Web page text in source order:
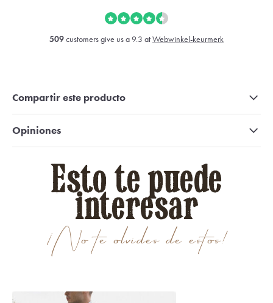
509customers give us a 9.3 atWebwinkel-keurmerk
Compartir este producto
Opiniones
¡No te olvides de estos!
Esto te puede
interesar